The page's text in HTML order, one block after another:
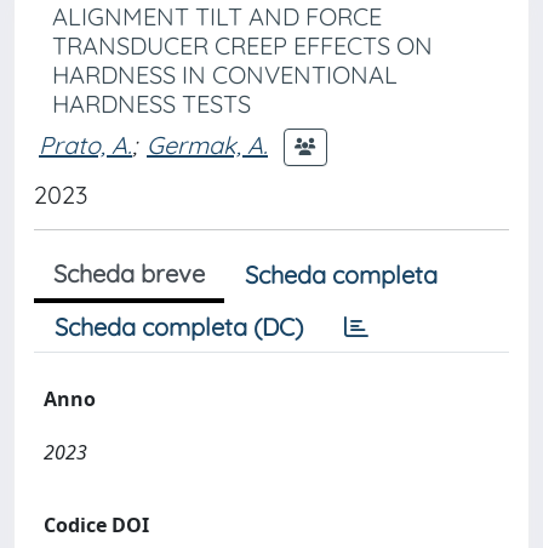
ALIGNMENT TILT AND FORCE
TRANSDUCER CREEP EFFECTS ON
HARDNESS IN CONVENTIONAL
HARDNESS TESTS
Prato, A.; Germak, A.
2023
Scheda breve
Scheda completa
Scheda completa (DC)
Anno
2023
Codice DOI